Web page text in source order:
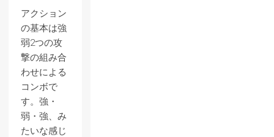
アクション
の基本は強
弱2つの攻
撃の組み合
わせによる
コンボで
す。強・
弱・強、み
たいな感じ